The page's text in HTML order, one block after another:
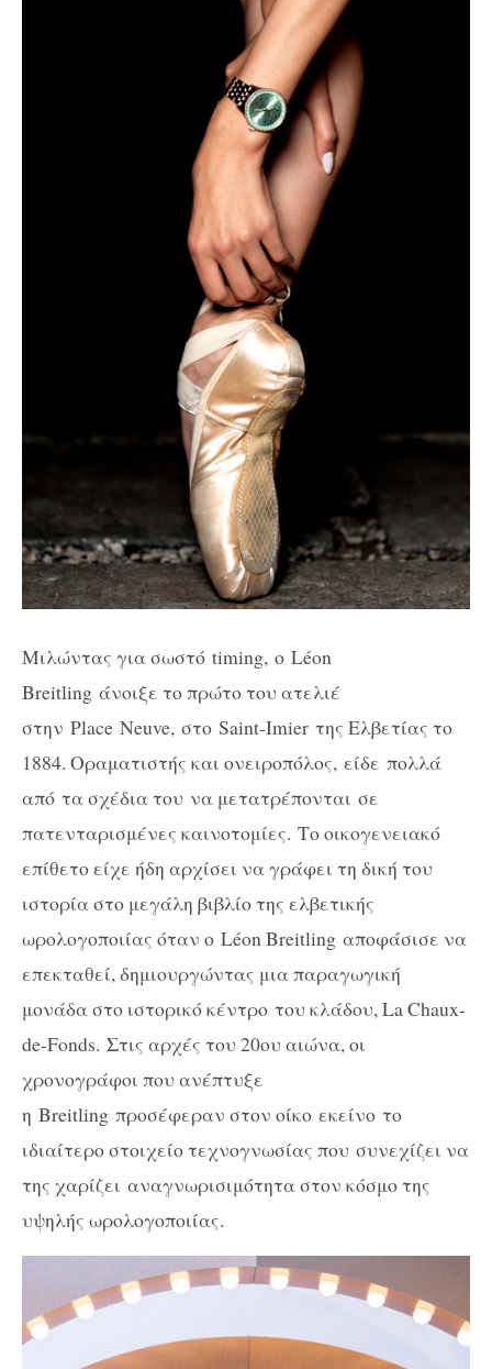
Μιλώντας για σωστό timing, ο Léon
Breitling άνοιξε το πρώτο του ατελιέ
στην Place Neuve, στο Saint-Imier της Ελβετίας το
1884. Οραματιστής και ονειροπόλος, είδε πολλά
από τα σχέδια του να μετατρέπονται σε
πατενταρισμένες καινοτομίες. Το οικογενειακό
επίθετο είχε ήδη αρχίσει να γράφει τη δική του
ιστορία στο μεγάλη βιβλίο της ελβετικής
ωρολογοποιίας όταν ο Léon Breitling αποφάσισε να
επεκταθεί, δημιουργώντας μια παραγωγική
μονάδα στο ιστορικό κέντρο του κλάδου, La Chaux-
de-Fonds. Στις αρχές του 20ου αιώνα, οι
χρονογράφοι που ανέπτυξε
η Breitling προσέφεραν στον οίκο εκείνο το
ιδιαίτερο στοιχείο τεχνογνωσίας που συνεχίζει να
της χαρίζει αναγνωρισιμότητα στον κόσμο της
υψηλής ωρολογοποιίας.